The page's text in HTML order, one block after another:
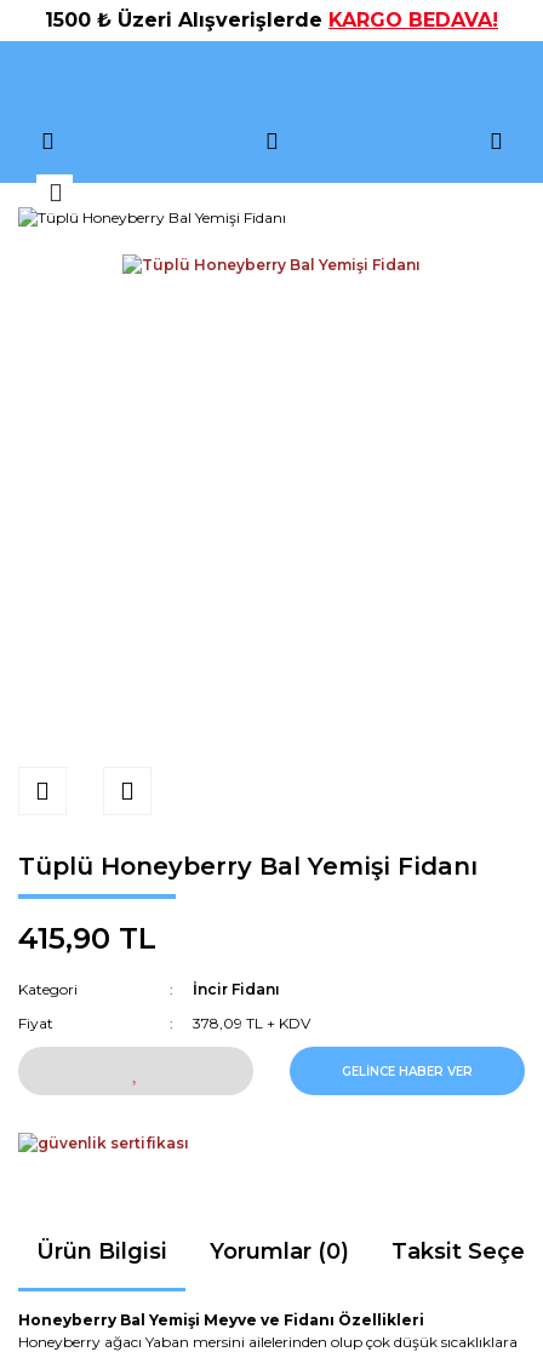
1500 ₺ Üzeri Alışverişlerde KARGO BEDAVA!
Tüplü Honeyberry Bal Yemişi Fidanı
415,90 TL
Kategori
İncir Fidanı
Fiyat
378,09 TL + KDV
GELİNCE HABER VER
Ürün Bilgisi Yorumlar (0) Taksit
Honeyberry Bal Yemişi Meyve ve Fidanı Özellikleri
Honeyberry ağacı Yaban mersini ailelerinden olup çok düşük sıcaklıklara